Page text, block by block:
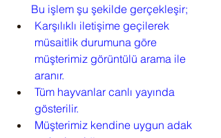
Bu işlem şu şekilde gerçekleşir;
Karşılıklı iletişime geçilerek
müsaitlik durumuna göre
müşterimiz görüntülü arama ile
aranır.
Tüm hayvanlar canlı yayında
gösterilir.
Müşterimiz kendine uygun adak